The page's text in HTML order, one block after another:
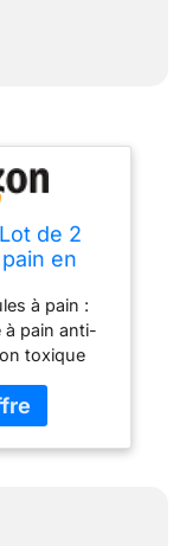
de 2
en
de 0,5
en
lisse
sans
PFOA
les
à pain :
à pain anti-
toxique
arsenal
Il rend la
recettes